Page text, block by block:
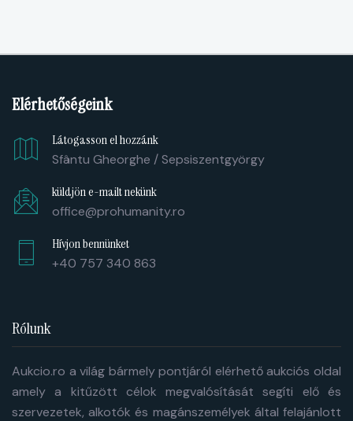
Elérhetőségeink
Látogasson el hozzánk
Sfântu Gheorghe / Sepsiszentgyörgy
küldjön e-mailt nekünk
office@prohumanity.ro
Hívjon bennünket
+40 757 340 863
Rólunk
Aukcio.ro a világ bármely pontjáról elérhető aukciós oldal
amely a kitűzött célok megvalósítását segíti elő és
szervezetek, alkotók és magánszemélyek által felajánlott